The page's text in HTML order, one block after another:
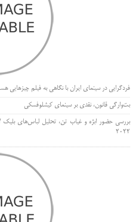
فردگرایی در سینمای ایران با نگاهی به فیلم چیزهایی
بت‌وارگی قانون، نقدی بر سینمای کیشلوفسکی
بررسی حضور ابژه و غیاب تن، تحلیل لباس‌های بلیک
۲۰۲۲